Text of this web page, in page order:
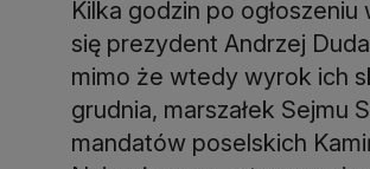
Kilka godzin po
się prezydent Andrzej
mimo że wtedy wyrok ich
grudnia, marszałek Sejmu
mandatów poselskich